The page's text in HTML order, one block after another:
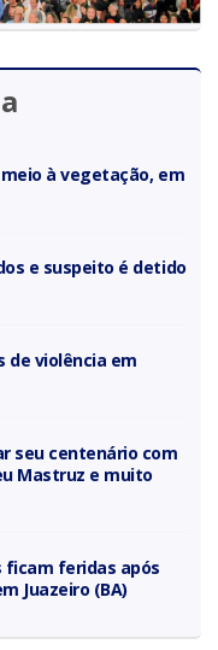
à vegetação, em
e suspeito é detido
de violência em
seu centenário com
Mastruz e muito
ficam feridas após
Juazeiro (BA)